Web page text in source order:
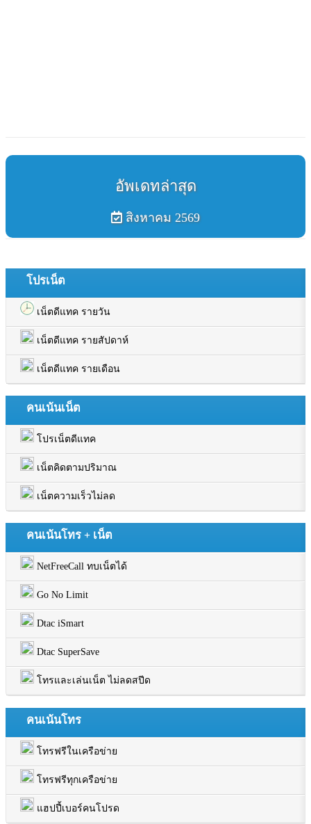
อัพเดทล่าสุด
สิงหาคม 2569
โปรเน็ต
เน็ตดีแทค รายวัน
เน็ตดีแทค รายสัปดาห์
เน็ตดีแทค รายเดือน
คนเน้นเน็ต
โปรเน็ตดีแทค
เน็ตคิดตามปริมาณ
เน็ตความเร็วไม่ลด
คนเน้นโทร + เน็ต
NetFreeCall ทบเน็ตได้
Go No Limit
Dtac iSmart
Dtac SuperSave
โทรและเล่นเน็ต ไม่ลดสปีด
คนเน้นโทร
โทรฟรีในเครือข่าย
โทรฟรีทุกเครือข่าย
แฮปปี้เบอร์คนโปรด